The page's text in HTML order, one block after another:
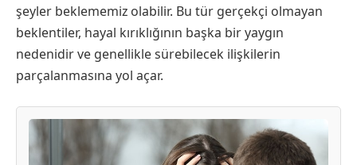
şeyler beklememiz olabilir. Bu tür gerçekçi olmayan
beklentiler, hayal kırıklığının başka bir yaygın
nedenidir ve genellikle sürebilecek ilişkilerin
parçalanmasına yol açar.